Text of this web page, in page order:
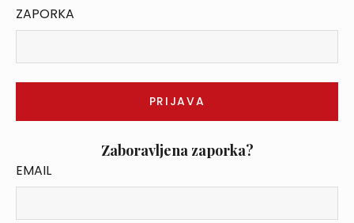
ZAPORKA
Zaboravljena zaporka?
EMAIL